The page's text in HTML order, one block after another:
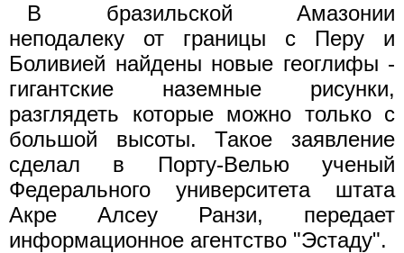
В бразильской Амазонии
неподалеку от границы с Перу и
Боливией найдены новые геоглифы -
гигантские наземные рисунки,
разглядеть которые можно только с
большой высоты. Такое заявление
сделал в Порту-Велью ученый
Федерального университета штата
Акре Алсеу Ранзи, передает
информационное агентство "Эстаду".